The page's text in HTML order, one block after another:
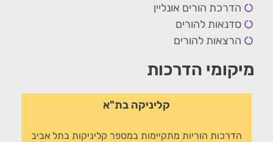
הדרכת הורים אונליין
סדנאות להורים
הרצאות להורים
מיקומי הדרכות
קליניקה בת"א
הדרכות הוריות מתקיימות במספר קליניקות בתל אביב